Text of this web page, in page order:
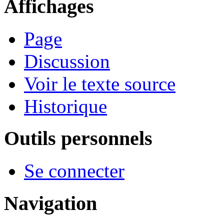
Affichages
Page
Discussion
Voir le texte source
Historique
Outils personnels
Se connecter
Navigation